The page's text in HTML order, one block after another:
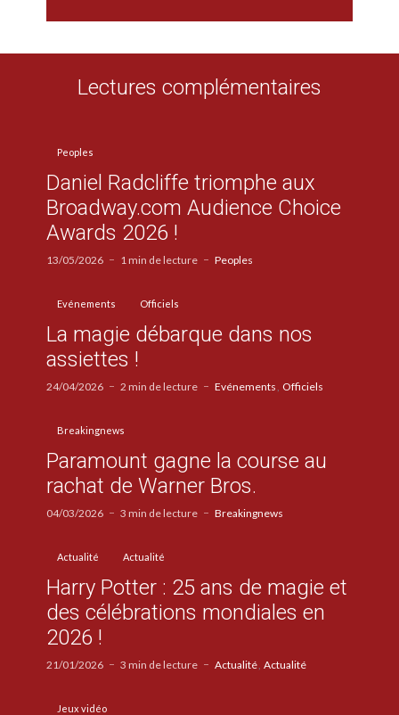
Lectures complémentaires
Peoples
Daniel Radcliffe triomphe aux
Broadway.com Audience Choice
Awards 2026 !
13/05/2026 1 min de lecture Peoples
Evénements Officiels
La magie débarque dans nos
assiettes !
24/04/2026 2 min de lecture Evénements Officiels
Breakingnews
Paramount gagne la course au
rachat de Warner Bros.
04/03/2026 3 min de lecture Breakingnews
Actualité Actualité
Harry Potter : 25 ans de magie et
des célébrations mondiales en
2026 !
21/01/2026 3 min de lecture Actualité Actualité
Jeux vidéo